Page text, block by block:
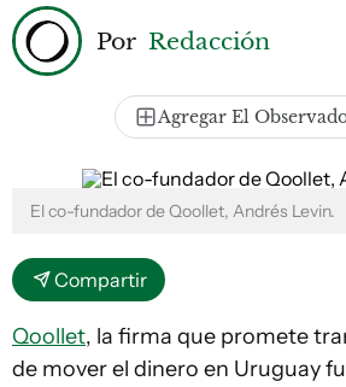
Por Redacción
Agregar El
El co-fundador de Qoollet, Andrés Levin.
Compartir
Qoollet, la firma que promete
de mover el dinero en Uruguay